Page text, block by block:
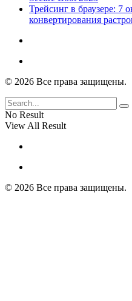
Трейсинг в браузере: 7
конвертирования
© 2026 Все права защищены.
No Result
View All Result
© 2026 Все права защищены.